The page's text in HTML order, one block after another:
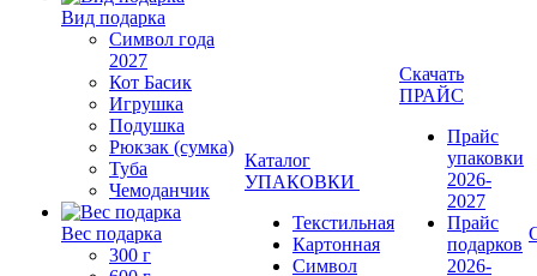
Вид подарка
Символ года
2027
Кот Басик
Игрушка
Подушка
Рюкзак (сумка)
Туба
Чемоданчик
Вес подарка
300 г
Каталог
УПАКОВКИ
Текстильная
Картонная
Символ
Скачать
ПРАЙС
Прайс
упаковки
2026-
2027
Прайс
подарков
2026-